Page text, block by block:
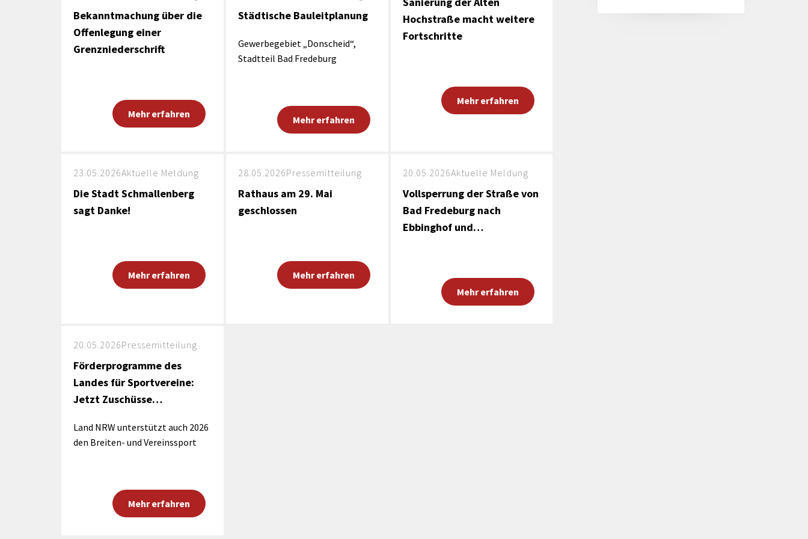
Bekanntmachung über die
Offenlegung einer
Grenzniederschrift
Mehr erfahren
Städtische Bauleitplanung
Gewerbegebiet „Donscheid“,
Stadtteil Bad Fredeburg
Mehr erfahren
Hochstraße macht weitere
Fortschritte
Mehr erfahren
23.05.2026Aktuelle Meldung
Die Stadt Schmallenberg
sagt Danke!
Mehr erfahren
28.05.2026Pressemitteilung
Rathaus am 29. Mai
geschlossen
Mehr erfahren
20.05.2026Aktuelle Meldung
Vollsperrung der Straße von
Bad Fredeburg nach
Ebbinghof und…
Mehr erfahren
20.05.2026Pressemitteilung
Förderprogramme des
Landes für Sportvereine:
Jetzt Zuschüsse…
Land NRW unterstützt auch 2026
den Breiten- und Vereinssport
Mehr erfahren